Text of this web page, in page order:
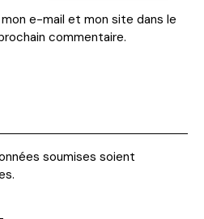
e-mail et mon site dans le
commentaire.
soumises soient
.